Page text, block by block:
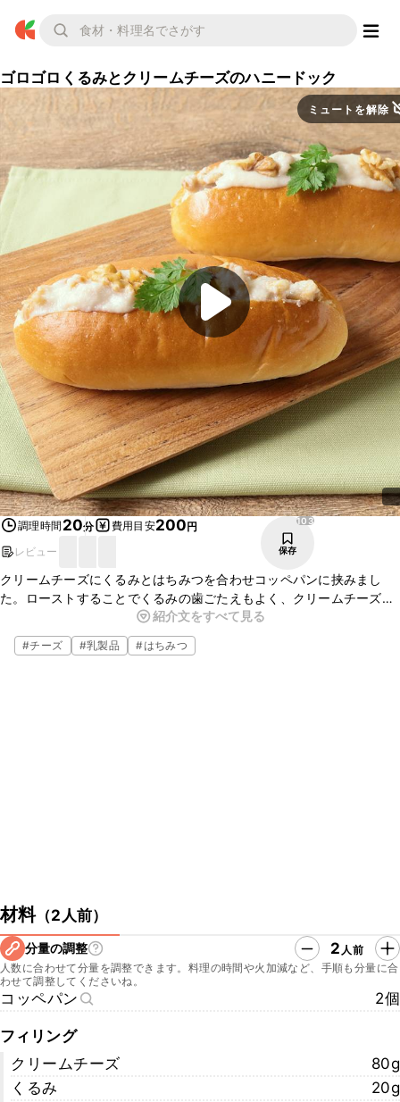
ゴロゴロくるみとクリームチーズのハニードック
ミュートを解除
調理時間 20分 費用目安200円
レビュー
103
保存
クリームチーズにくるみとはちみつを合わせコッペパンに挟みまし
た。ローストすることでくるみの歯ごたえもよく、クリームチーズの
酸味、はちみつの甘味がよく合います。朝食としてはもちろん、おや
つにもおすすめです。ぜひ、お試しください。
紹介文をすべて見る
#チーズ #乳製品 #はちみつ
材料（2人前）
分量の調整 2 人前
人数に合わせて分量を調整できます。料理の時間や火加減など、手順も分量に合
わせて調整してくださいね。
コッペパン 2個
フィリング
クリームチーズ
80g
くるみ
20g